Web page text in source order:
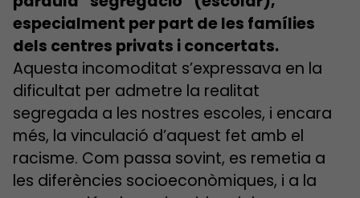
especialment per part de les famílies
dels centres privats i concertats.
Aquesta incomoditat s’expressava en la
dificultat per admetre la realitat
segregada a les nostres escoles, i encara
més, la vinculació d’aquest fet amb el
racisme. Com passa sovint, es remetia a
les diferències socioeconòmiques, i a la